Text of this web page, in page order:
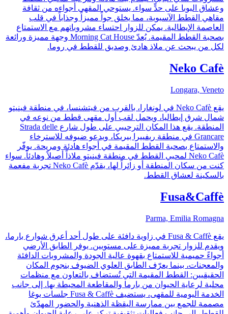
وعشاق البوبا على حدٍّ سواء. يستوحي المقهى أجواءه من ثقافة
مقاهي القطط الآسيوية، مما يخلق جواً مميزاً وجذاباً في قلب
العاصمة الإيطالية. يمكن للزوار احتساء مشروباتهم مع الاستمتاع
بصحبة القطط المقيمة. يُعدّ Morning Cat House وجهة مميزة ورائعة
لكل من يبحث عن ملاذ هادئ وصديق للقطط في روما.
Neko Cafè
Longara, Veneto
يقع Neko Cafè في لونغارا، بالقرب من فيتشنسا، في منطقة فينيتو
شمال شرق إيطاليا، ويحمل لقب أول مقهى قطط من نوعه في
المنطقة. يقع هذا المكان الترحيبي على طول شارع Strada delle
Grancare في منطقة ريفييرا بيريكا، ويدعو ضيوفه للاسترخاء
والاستمتاع بصحبة القطط المقيمة في أجواء هادئة ومريحة. يوفّر
Neko Cafè لمحبي القطط في منطقة فينيتو ملاذاً أصيلاً وهادئاً. سواء
كنت من سكان المنطقة أو زائراً لها، يقدّم Neko Cafè تجربة مفعمة
بالسكينة لعشاق القطط.
Fusa&Caffè
Parma, Emilia Romagna
يقع Fusa & Caffè في زاوية دافئة على طول أحد أعرق شوارع بارما،
ويقدم للزوار تجربة مميزة على مستويين. يوفر الطابق الأرضي
أجواءً حميمية للاستمتاع بقهوة عالية الجودة والمشروبات الدافئة
والمعجنات، بينما يعرّف الطابق العلوي الضيوف بنجوم المكان
الحقيقيين: القطط المقيمة التي تُستضاف بالتعاون مع منظمات
محلية لرعاية الحيوان من بارما والمقاطعة المحيطة بها. إلى جانب
الخدمة اليومية للمقهى، يستضيف Fusa & Caffè جلسات يوغا
مصممة للجمع بين ممارسة اليقظة الذهنية والحضور المهدّئ